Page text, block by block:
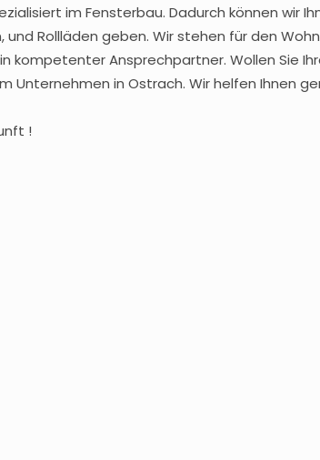
im Fensterbau. Dadurch können wir
und Rollläden geben. Wir stehen für den
kompetenter Ansprechpartner. Wollen Sie
Unternehmen in Ostrach. Wir helfen Ihnen
!